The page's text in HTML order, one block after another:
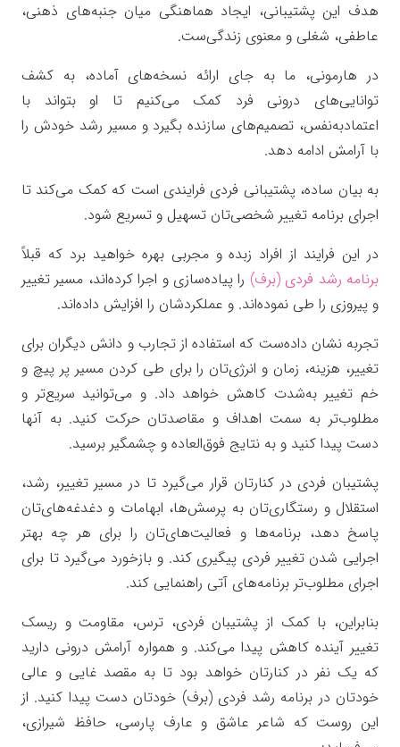
هدف این پشتیبانی، ایجاد هماهنگی میان جنبه‌های ذهنی،
عاطفی، شغلی و معنوی زندگی‌ست.
در هارمونی، ما به جای ارائه نسخه‌های آماده، به کشف
توانایی‌های درونی فرد کمک می‌کنیم تا او بتواند با
اعتمادبه‌نفس، تصمیم‌های سازنده بگیرد و مسیر رشد خودش را
با آرامش ادامه دهد.
به بیان ساده، پشتیبانی فردی فرایندی است که کمک می‌کند تا
اجرای برنامه تغییر شخصی‌تان تسهیل و تسریع شود.
در این فرایند از افراد زبده و مجربی بهره خواهید برد که قبلاً
برنامه رشد فردی (برف) را پیاده‌سازی و اجرا کرده‌اند، مسیر تغییر
و پیروزی را طی نموده‌اند. و عملکردشان را افزایش داده‌اند.
تجربه نشان داده‌ست که استفاده از تجارب و دانش دیگران برای
تغییر، هزینه، زمان و انرژی‌تان را برای طی کردن مسیر پر پیچ و
خم تغییر به‌شدت کاهش خواهد داد. و می‌توانید سریع‌تر و
مطلوب‌تر به سمت اهداف و مقاصدتان حرکت کنید. به آنها
دست پیدا کنید و به نتایج فوق‌العاده و چشمگیر برسید.
پشتیبان فردی در کنارتان قرار می‌گیرد تا در مسیر تغییر، رشد،
استقلال و رستگاری‌تان به پرسش‌ها، ابهامات و دغدغه‌های‌تان
پاسخ دهد، برنامه‌ها و فعالیت‌های‌تان را برای هر چه بهتر
اجرایی شدن تغییر فردی پیگیری کند. و بازخورد می‌گیرد تا برای
اجرای مطلوب‌تر برنامه‌های آتی راهنمایی کند.
بنابراین، با کمک از پشتیبان فردی، ترس، مقاومت و ریسک
تغییر آینده کاهش پیدا می‌کند. و همواره آرامش درونی دارید
که یک نفر در کنارتان خواهد بود تا به مقصد غایی و عالی
خودتان در برنامه رشد فردی (برف) خودتان دست پیدا کنید. از
این روست که شاعر عاشق و عارف پارسی، حافظ شیرازی،